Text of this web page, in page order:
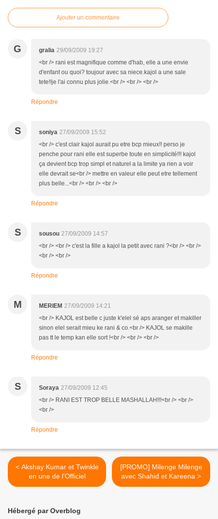
Ajouter un commentaire
G gralia 29/09/2009 19:27
<br /> rani est magnifique comme d'hab, elle a une envie
d'enfant ou quoi? toujour avec sa niece.kajol a une sale
tete!!je l'ai connu plus jolie.<br /> <br /> <br />
Répondre
S soniya 27/09/2009 15:52
<br /> c'est clair kajol aurait pu etre bcp mieux!! perso je
penche pour rani elle est superbe toute en simplicité!!! kajol
ça devient bcp trop simpl et naturel a la limite ya rien a voir
elle devrait se<br /> mettre en valeur elle peut etre tellement
plus belle...<br /> <br /> <br />
Répondre
S sousou 27/09/2009 14:57
<br /> <br /> c'est la fille a kajol la petit avec rani ?<br /> <br />
<br /> <br />
Répondre
M MERIEM 27/09/2009 14:21
<br /> KAJOL est belle c juste k'elel sé aps aranger et makiller
sinon elel serait mieu ke rani & co.<br /> KAJOL se makille
pas tt le temp kan elle sort !<br /> <br /> <br />
Répondre
S Soraya 27/09/2009 12:45
<br /> RANI EST TROP BELLE MASHALLAH!!!<br /> <br />
<br />
Répondre
< Akshay Kumar et Twinkle
en une de l'Officiel
[PROMO] Milenge Milenge
avec Shahid et Kareena >
Hébergé par Overblog